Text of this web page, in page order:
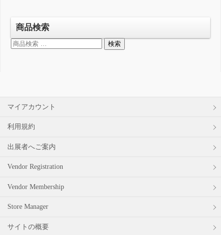
商品検索
検
検索
マイアカウント
利用規約
出展者へご案内
Vendor Registration
Vendor Membership
Store Manager
サイトの概要